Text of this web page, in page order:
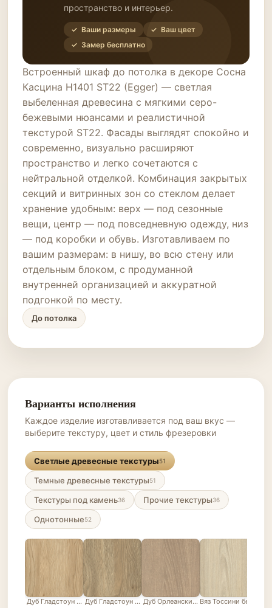
пространство и интерьер.
✓ Ваши размеры
✓ Ваш цвет
✓ Замер бесплатно
Встроенный шкаф до потолка в декоре Сосна
Касцина H1401 ST22 (Egger) — светлая
выбеленная древесина с мягкими серо-
бежевыми нюансами и реалистичной
текстурой ST22. Фасады выглядят спокойно и
современно, визуально расширяют
пространство и легко сочетаются с
нейтральной отделкой. Комбинация закрытых
секций и витринных зон со стеклом делает
хранение удобным: верх — под сезонные
вещи, центр — под повседневную одежду, низ
— под коробки и обувь. Изготавливаем по
вашим размерам: в нишу, во всю стену или
отдельным блоком, с продуманной
внутренней организацией и аккуратной
подгонкой по месту.
До потолка
Варианты исполнения
Каждое изделие изготавливается под ваш вкус —
выберите текстуру, цвет и стиль фрезеровки
Светлые древесные текстуры51
Темные древесные текстуры51
Текстуры под камень36 Прочие текстуры36
Однотонные52
Дуб Гладстоун песочныйДуб Гладстоун серо-бежевыйДуб Орлеанский песочно-бежевый
Вяз Тоссини белый